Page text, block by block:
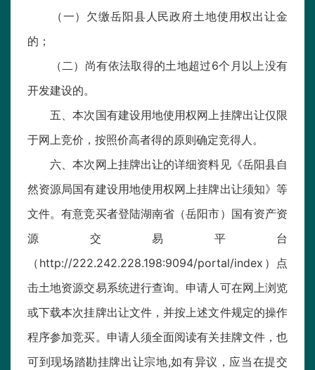
（一）欠缴岳阳县人民政府土地使用权出让金
的；
（二）尚有依法取得的土地超过6个月以上没有
开发建设的。
五、本次国有建设用地使用权网上挂牌出让仅限
于网上竞价，按照价高者得的原则确定竞得人。
六、本次网上挂牌出让的详细资料见《岳阳县自
然资源局国有建设用地使用权网上挂牌出让须知》等
文件。有意竞买者登陆湖南省（岳阳市）国有资产资
源交易平台
（http://222.242.228.198:9094/portal/index）点
击土地资源交易系统进行查询。申请人可在网上浏览
或下载本次挂牌出让文件，并按上述文件规定的操作
程序参加竞买。申请人须全面阅读有关挂牌文件，也
可到现场踏勘挂牌出让宗地,如有异议，应当在提交